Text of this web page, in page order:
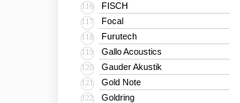
116 FISCH
117 Focal
118 Furutech
119 Gallo Acoustics
120 Gauder Akustik
121 Gold Note
122 Goldring